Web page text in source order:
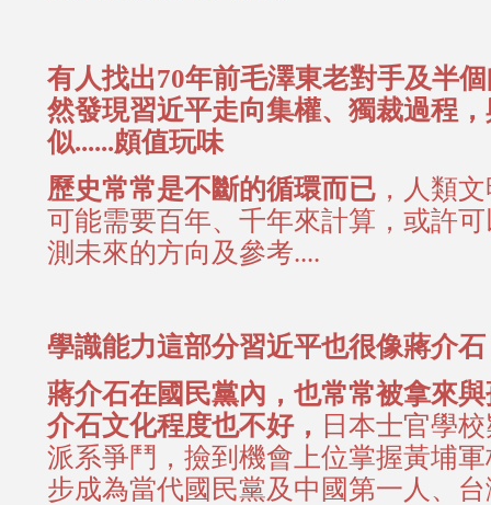
有人找出70年前毛澤東老對手及半
然發現習近平走向集權、獨裁過程
似......頗值玩味
歷史常常是不斷的循環而已 ，人類
可能需要百年、千年來計算，或許
測未來的方向及參考....
學識能力這部分習近平也很像蔣介
蔣介石在國民黨內，也常常被拿來
介石文化程度也不好， 日本士官學
派系爭鬥，撿到機會上位掌握黃埔
步成為當代國民黨及中國第一人、